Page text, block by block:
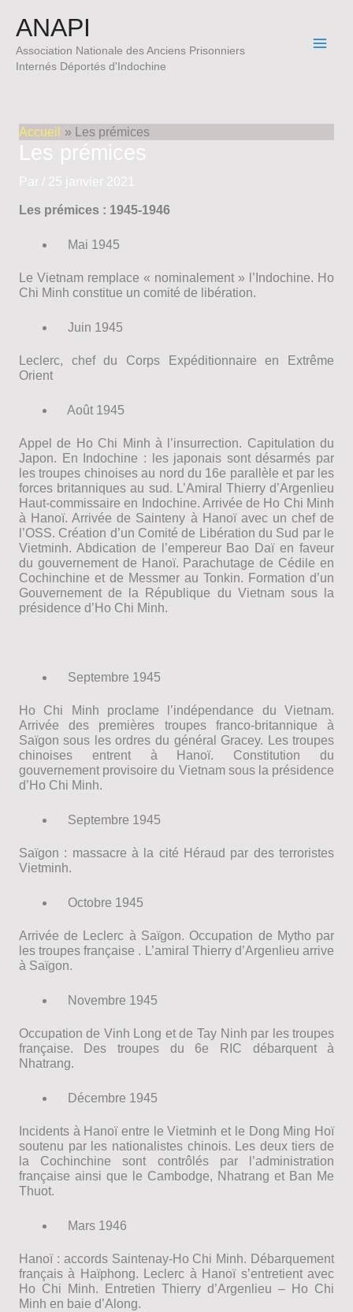
contenu
ANAPI
Association Nationale des Anciens Prisonniers
Internés Déportés d'Indochine
Accueil Les prémices
Les prémices
Par / 25 janvier 2021
Les prémices : 1945-1946
Mai 1945
Le Vietnam remplace « nominalement » l’Indochine. Ho
Chi Minh constitue un comité de libération.
Juin 1945
Leclerc, chef du Corps Expéditionnaire en Extrême
Orient
Août 1945
Appel de Ho Chi Minh à l’insurrection. Capitulation du
Japon. En Indochine : les japonais sont désarmés par
les troupes chinoises au nord du 16e parallèle et par les
forces britanniques au sud. L’Amiral Thierry d’Argenlieu
Haut-commissaire en Indochine. Arrivée de Ho Chi Minh
à Hanoï. Arrivée de Sainteny à Hanoï avec un chef de
l’OSS. Création d’un Comité de Libération du Sud par le
Vietminh. Abdication de l’empereur Bao Daï en faveur
du gouvernement de Hanoï. Parachutage de Cédile en
Cochinchine et de Messmer au Tonkin. Formation d’un
Gouvernement de la République du Vietnam sous la
présidence d’Ho Chi Minh.
Septembre 1945
Ho Chi Minh proclame l’indépendance du Vietnam.
Arrivée des premières troupes franco-britannique à
Saïgon sous les ordres du général Gracey. Les troupes
chinoises entrent à Hanoï. Constitution du
gouvernement provisoire du Vietnam sous la présidence
d’Ho Chi Minh.
Septembre 1945
Saïgon : massacre à la cité Héraud par des terroristes
Vietminh.
Octobre 1945
Arrivée de Leclerc à Saïgon. Occupation de Mytho par
les troupes française . L’amiral Thierry d’Argenlieu arrive
à Saïgon.
Novembre 1945
Occupation de Vinh Long et de Tay Ninh par les troupes
française. Des troupes du 6e RIC débarquent à
Nhatrang.
Décembre 1945
Incidents à Hanoï entre le Vietminh et le Dong Ming Hoï
soutenu par les nationalistes chinois. Les deux tiers de
la Cochinchine sont contrôlés par l’administration
française ainsi que le Cambodge, Nhatrang et Ban Me
Thuot.
Mars 1946
Hanoï : accords Saintenay-Ho Chi Minh. Débarquement
français à Haïphong. Leclerc à Hanoï s’entretient avec
Ho Chi Minh. Entretien Thierry d’Argenlieu – Ho Chi
Minh en baie d’Along.